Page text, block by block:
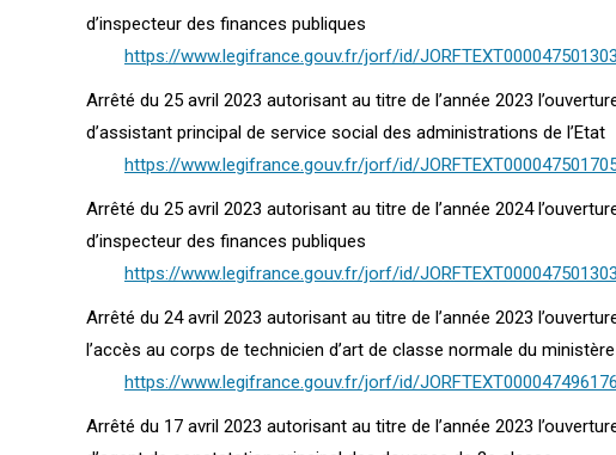
d’inspecteur des finances publiques
https://www.legifrance.gouv.fr/jorf/id/JORFTEXT000047501303
Arrêté du 25 avril 2023 autorisant au titre de l’année 2023
d’assistant principal de service social des administrations de l’Etat
https://www.legifrance.gouv.fr/jorf/id/
Arrêté du 25 avril 2023 autorisant au titre de l’année 2024
d’inspecteur des finances publiques
https://www.legifrance.gouv.fr/jorf/id/JORFTEXT000047501303
Arrêté du 24 avril 2023 autorisant au titre de l’année 2023
l’accès au corps de technicien d’art de classe normale du
https://www.legifrance.gouv.fr/jorf/id/JORFTEXT000047496176
Arrêté du 17 avril 2023 autorisant au titre de l’année 2023